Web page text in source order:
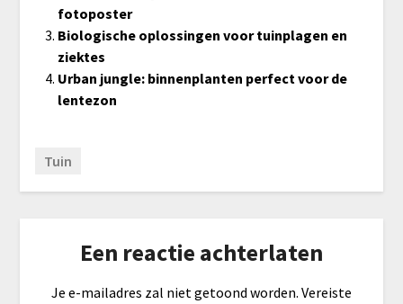
fotoposter
Biologische oplossingen voor tuinplagen en
ziektes
Urban jungle: binnenplanten perfect voor de
lentezon
Tuin
Een reactie achterlaten
Je e-mailadres zal niet getoond worden. Vereiste